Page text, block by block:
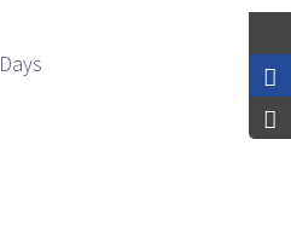
Days